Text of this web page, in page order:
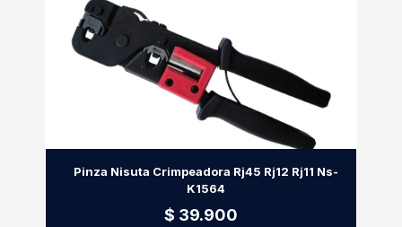
Pinza Nisuta Crimpeadora Rj45 Rj12 Rj11 Ns-
K1564
$ 39.900